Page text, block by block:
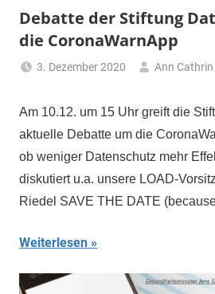
Debatte der Stiftung
die CoronaWarnApp
3. Dezember 2020 Ann Cathrin
Am 10.12. um 15 Uhr greift die
aktuelle Debatte um die
ob weniger Datenschutz mehr
diskutiert u.a. unsere LOAD-
Riedel SAVE THE DATE
Weiterlesen